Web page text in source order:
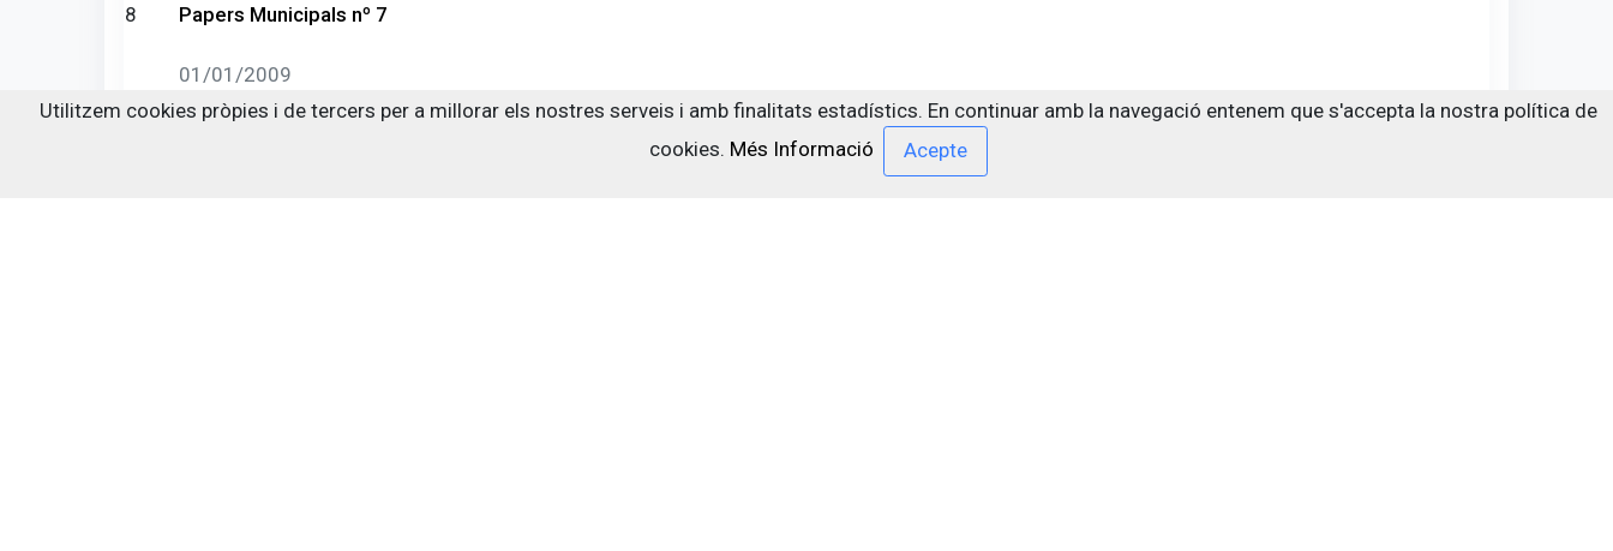
8 Papers Municipals nº 7
01/01/2009
Utilitzem cookies pròpies i de tercers per a millorar els nostres serveis i amb finalitats estadístics. En continuar amb la navegació entenem que s'accepta la nostra política de
cookies. Més Informació